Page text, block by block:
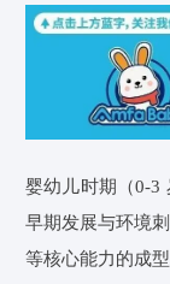
婴幼儿时期（0-3
早期发展与环境
等核心能力的成